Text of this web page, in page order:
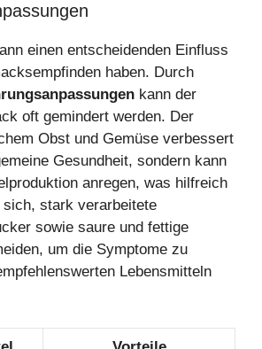
einen entscheidenden Einfluss
haben. Durch
kann der
oft gemindert werden. Der
Obst und Gemüse verbessert
Gesundheit, sondern kann
anregen, was hilfreich
stark verarbeitete
sowie saure und fettige
um die Symptome zu
Lebensmitteln